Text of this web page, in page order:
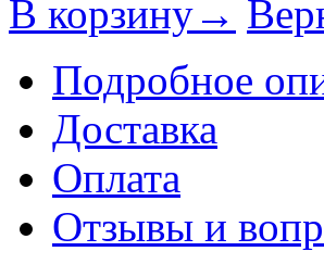
В корзину→
Подробное
Доставка
Оплата
Отзывы и